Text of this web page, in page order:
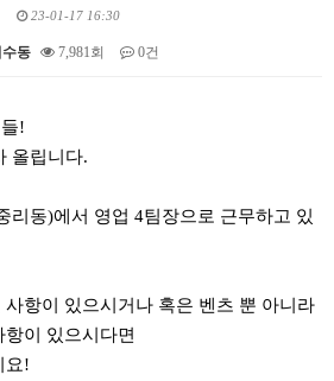
23-01-17 16:30
수동 7,981회 0건
!
올립니다.
리동)에서 영업 4팀장으로 근무하고 있
항이 있으시거나 혹은 벤츠 뿐 아니라
이 있으시다면
요!